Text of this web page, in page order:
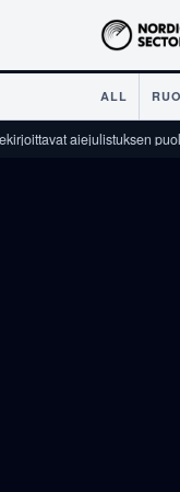
ALL
puolustusalan